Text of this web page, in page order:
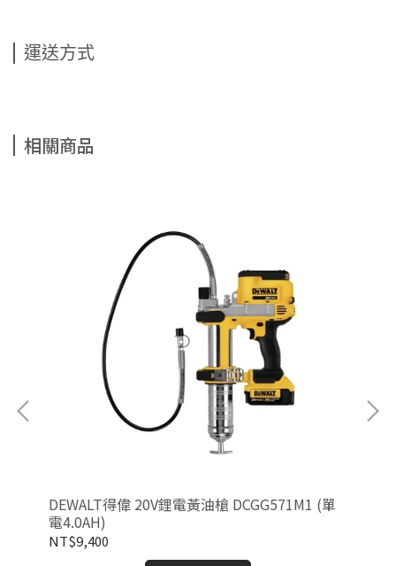
運送方式
相關商品
DEWALT得偉 20V鋰電黃油槍 DCGG571M1 (單
電4.0AH)
NT$9,400